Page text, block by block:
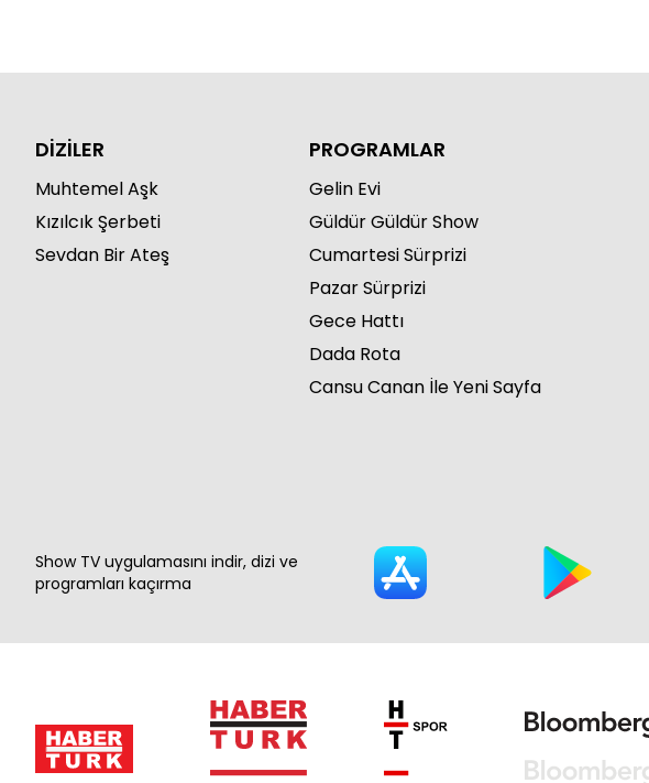
DİZİLER
Muhtemel Aşk
Kızılcık Şerbeti
Sevdan Bir Ateş
PROGRAMLAR
Gelin Evi
Güldür Güldür Show
Cumartesi Sürprizi
Pazar Sürprizi
Gece Hattı
Dada Rota
Cansu Canan İle Yeni Sayfa
Show TV uygulamasını indir, dizi ve
programları kaçırma